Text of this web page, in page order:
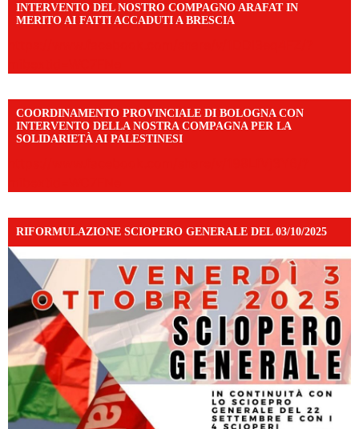
INTERVENTO DEL NOSTRO COMPAGNO ARAFAT IN
MERITO AI FATTI ACCADUTI A BRESCIA
COORDINAMENTO PROVINCIALE DI BOLOGNA CON
INTERVENTO DELLA NOSTRA COMPAGNA PER LA
SOLIDARIETÀ AI PALESTINESI
RIFORMULAZIONE SCIOPERO GENERALE DEL 03/10/2025